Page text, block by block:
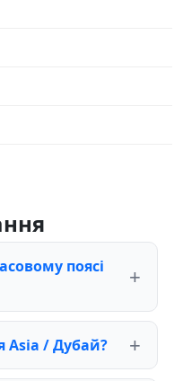
поясі
Asia / Дубай?